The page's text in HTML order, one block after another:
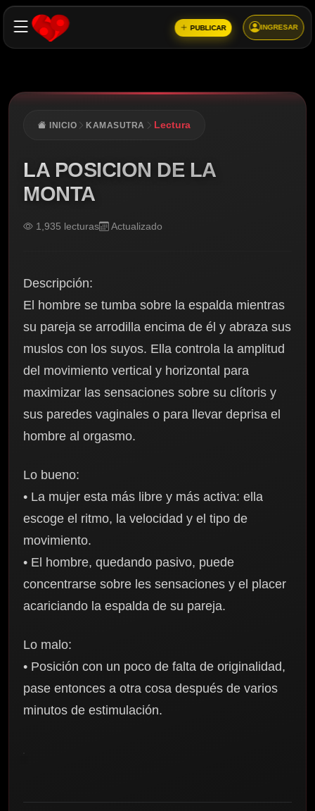
PUBLICAR INGRESAR
INICIO KAMASUTRA Lectura
LA POSICION DE LA
MONTA
1,935 lecturas Actualizado
Descripción:
El hombre se tumba sobre la espalda mientras
su pareja se arrodilla encima de él y abraza sus
muslos con los suyos. Ella controla la amplitud
del movimiento vertical y horizontal para
maximizar las sensaciones sobre su clítoris y
sus paredes vaginales o para llevar deprisa el
hombre al orgasmo.
Lo bueno:
• La mujer esta más libre y más activa: ella
escoge el ritmo, la velocidad y el tipo de
movimiento.
• El hombre, quedando pasivo, puede
concentrarse sobre les sensaciones y el placer
acariciando la espalda de su pareja.
Lo malo:
• Posición con un poco de falta de originalidad,
pase entonces a otra cosa después de varios
minutos de estimulación.